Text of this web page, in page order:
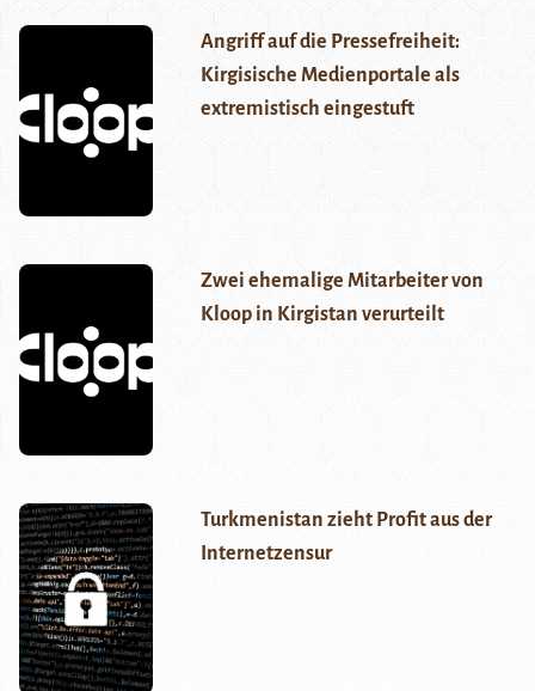
Angriff auf die Pressefreiheit:
Kirgisische Medienportale als
extremistisch eingestuft
Zwei ehemalige Mitarbeiter von
Kloop in Kirgistan verurteilt
Turkmenistan zieht Profit aus der
Internetzensur